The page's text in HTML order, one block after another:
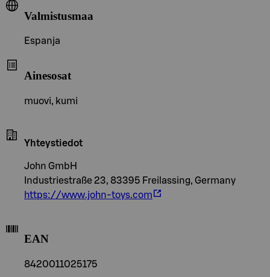
Valmistusmaa
Espanja
Ainesosat
muovi, kumi
Yhteystiedot
John GmbH
Industriestraße 23, 83395 Freilassing, Germany
https://www.john-toys.com
EAN
8420011025175